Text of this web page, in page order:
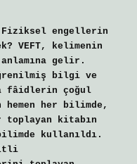
Fiziksel engellerin
VEFT, kelimenin
gelir.
bilgi ve
fâidlerin çoğul
hemen her bilimde,
kitabın
kullanıldı.